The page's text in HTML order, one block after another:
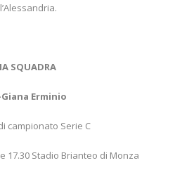
SQUADRA
Giana Erminio
campionato Serie C
17.30 Stadio Brianteo di Monza